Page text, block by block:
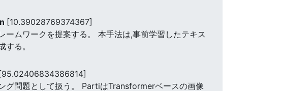
[10.39028769374367]
ムワークを提案する。 本手法は,事前学習したテキス
る。
[95.02406834386814]
グ問題として扱う。 PartiはTransformerベースの画像